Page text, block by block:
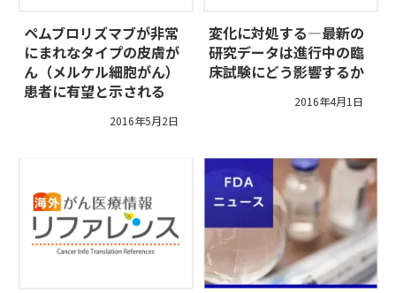
ペムブロリズマブが非常
にまれなタイプの皮膚が
ん（メルケル細胞がん）
患者に有望と示される
2016年5月2日
変化に対処する―最新の
研究データは進行中の臨
床試験にどう影響するか
2016年4月1日